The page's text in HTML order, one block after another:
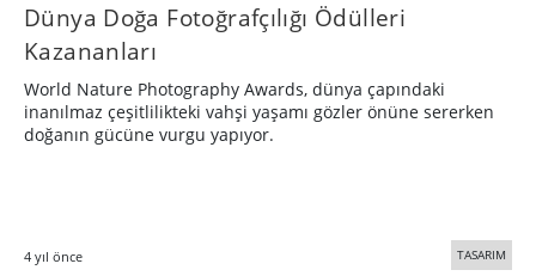
Dünya Doğa Fotoğrafçılığı Ödülleri
Kazananları
World Nature Photography Awards, dünya çapındaki
inanılmaz çeşitlilikteki vahşi yaşamı gözler önüne sererken
doğanın gücüne vurgu yapıyor.
4 yıl önce TASARIM